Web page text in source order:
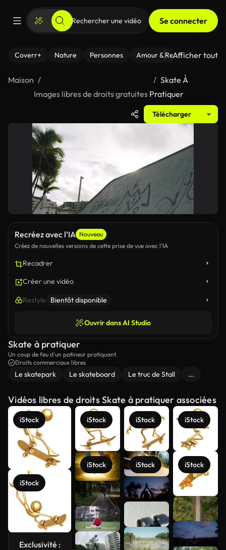
Se connecter
Coverr+ Nature Personnes Amour & Relations Le
Afficher tout
Maison
Images libres de droits gratuites
Skate À
Pratiquer
Télécharger
Recréez avec l’IA Nouveau
Créez de nouvelles versions de cette prise de vue avec l’IA
Recadrer
Créer une vidéo
Restyle Bientôt disponible
Ouvrir dans AI Studio
Skate à pratiquer
Un coup de feu d'un patineur pratiquant.
Droits commerciaux libres
Le skatepark Le skateboard Le truc de Stall ...
Vidéos libres de droits Skate à pratiquer associées
iStock
iStock
Exclusivité :
iStock
iStock
iStock
iStock
iStock
iStock
Voir plus